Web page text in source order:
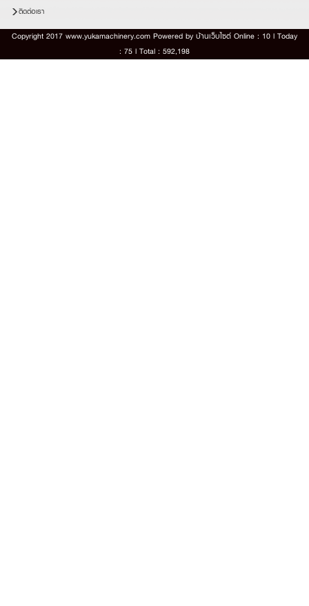
ติดต่อเรา
Copyright 2017 www.yukamachinery.com Powered by บ้านเว็บไซต์ Online : 10 l Today
: 75 l Total : 592,198